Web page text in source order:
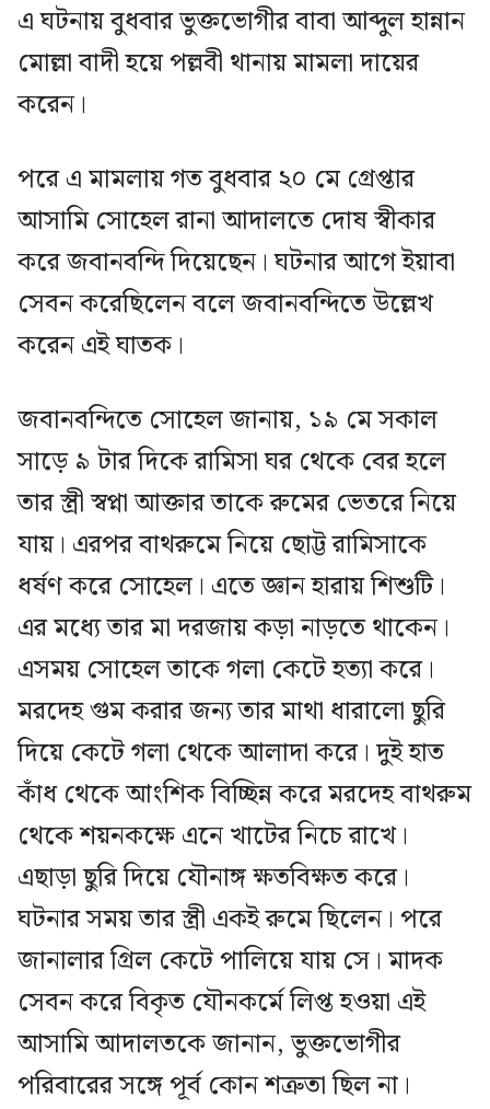
এ ঘটনায় বুধবার ভুক্তভোগীর বাবা আব্দুল হান্নান
মোল্লা বাদী হয়ে পল্লবী থানায় মামলা দায়ের
করেন।
পরে এ মামলায় গত বুধবার ২০ মে গ্রেপ্তার
আসামি সোহেল রানা আদালতে দোষ স্বীকার
করে জবানবন্দি দিয়েছেন। ঘটনার আগে ইয়াবা
সেবন করেছিলেন বলে জবানবন্দিতে উল্লেখ
করেন এই ঘাতক।
জবানবন্দিতে সোহেল জানায়, ১৯ মে সকাল
সাড়ে ৯ টার দিকে রামিসা ঘর থেকে বের হলে
তার স্ত্রী স্বপ্না আক্তার তাকে রুমের ভেতরে নিয়ে
যায়। এরপর বাথরুমে নিয়ে ছোট্ট রামিসাকে
ধর্ষণ করে সোহেল। এতে জ্ঞান হারায় শিশুটি।
এর মধ্যে তার মা দরজায় কড়া নাড়তে থাকেন।
এসময় সোহেল তাকে গলা কেটে হত্যা করে।
মরদেহ গুম করার জন্য তার মাথা ধারালো ছুরি
দিয়ে কেটে গলা থেকে আলাদা করে। দুই হাত
কাঁধ থেকে আংশিক বিচ্ছিন্ন করে মরদেহ বাথরুম
থেকে শয়নকক্ষে এনে খাটের নিচে রাখে।
এছাড়া ছুরি দিয়ে যৌনাঙ্গ ক্ষতবিক্ষত করে।
ঘটনার সময় তার স্ত্রী একই রুমে ছিলেন। পরে
জানালার গ্রিল কেটে পালিয়ে যায় সে। মাদক
সেবন করে বিকৃত যৌনকর্মে লিপ্ত হওয়া এই
আসামি আদালতকে জানান, ভুক্তভোগীর
পরিবারের সঙ্গে পূর্ব কোন শত্রুতা ছিল না।